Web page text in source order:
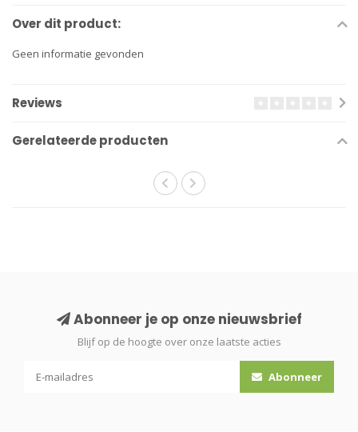
Over dit product:
Geen informatie gevonden
Reviews
Gerelateerde producten
Abonneer je op onze nieuwsbrief
Blijf op de hoogte over onze laatste acties
Abonneer